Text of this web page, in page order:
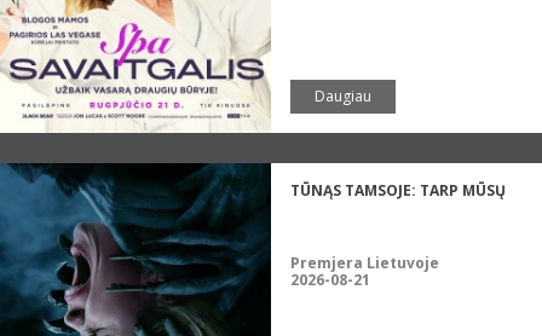
Daugiau
TŪNĄS TAMSOJE: TARP MŪSŲ
Premjera Lietuvoje
2026-08-21